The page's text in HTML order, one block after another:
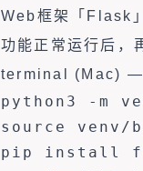
Web框架「Flask
功能正常运行后，
terminal (Mac) —
python3 -m
source
pip install